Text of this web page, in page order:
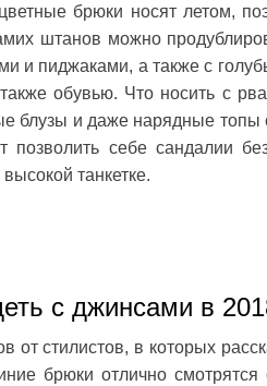
брюки носят летом,
штанов можно
и пиджаками, а также с
обувью. Что носить с
блузы и даже нарядные топы
позволить себе сандалии
танкетке.
с джинсами в
от стилистов, в которых
брюки отлично